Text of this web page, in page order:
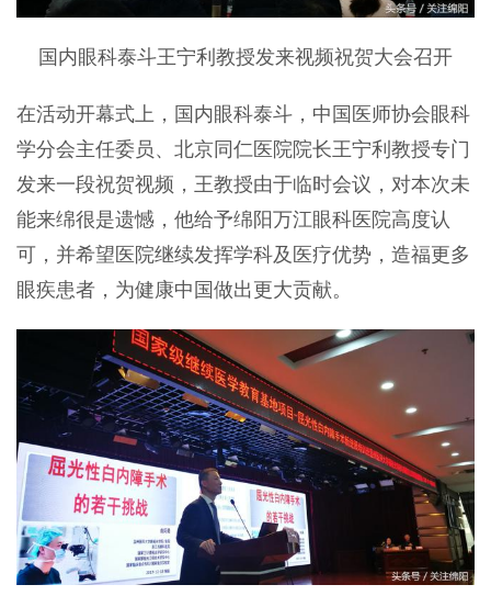
国内眼科泰斗王宁利教授发来视频祝贺大会召开
在活动开幕式上，国内眼科泰斗，中国医师协会眼科
学分会主任委员、北京同仁医院院长王宁利教授专门
发来一段祝贺视频，王教授由于临时会议，对本次未
能来绵很是遗憾，他给予绵阳万江眼科医院高度认
可，并希望医院继续发挥学科及医疗优势，造福更多
眼疾患者，为健康中国做出更大贡献。